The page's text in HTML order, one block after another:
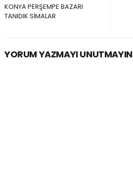
KONYA PERŞEMPE BAZARI
TANIDIK SİMALAR
YORUM YAZMAYI UNUTMAYIN